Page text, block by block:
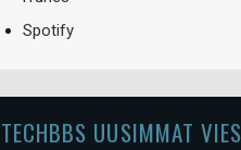
Spotify
TECHBBS UUSIMMAT